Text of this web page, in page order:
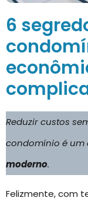
6
Reduzir custos
condomínio é um
moderno.
Felizmente, com